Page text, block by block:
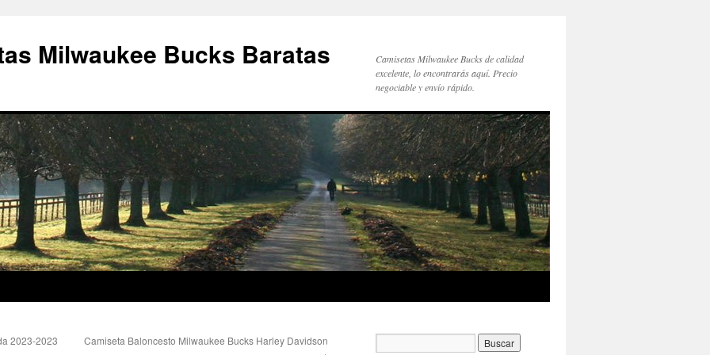
Milwaukee Bucks Baratas
Camisetas Milwaukee Bucks de calidad
excelente, lo encontrarás aquí. Precio
negociable y envío rápido.
2023-2023
Camiseta Baloncesto Milwaukee Bucks Harley Davidson